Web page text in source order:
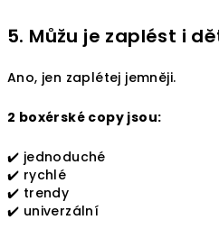
5. Můžu je zaplést i
Ano, jen zaplétej jemněji.
2 boxérské copy jsou:
✔️ jednoduché
✔️ rychlé
✔️ trendy
✔️ univerzální